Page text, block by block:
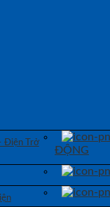
Điện Trở
ĐỘNG